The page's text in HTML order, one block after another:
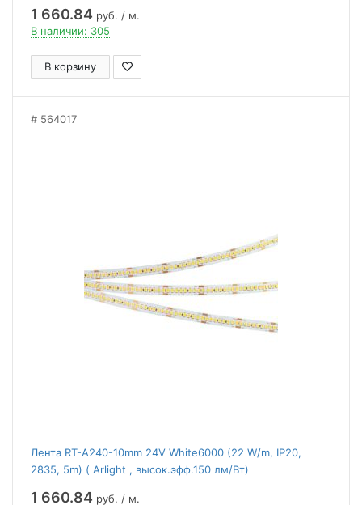
1 660.84 руб. / м.
В наличии: 305
В корзину
564017
Лента RT-A240-10mm 24V White6000 (22 W/m, IP20,
2835, 5m) ( Arlight , высок.эфф.150 лм/Вт)
1 660.84 руб. / м.